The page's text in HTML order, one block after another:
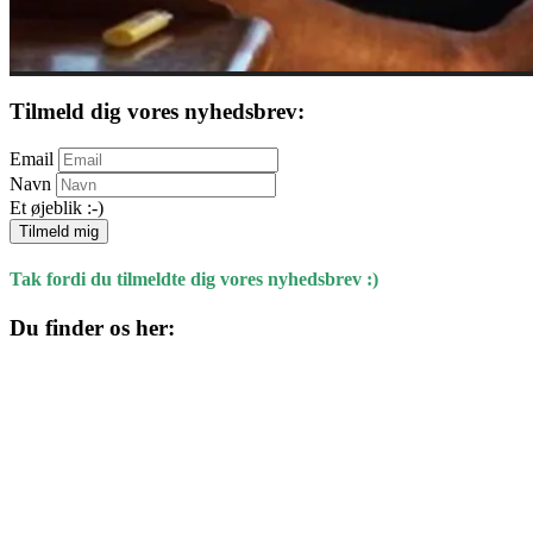
Tilmeld dig vores nyhedsbrev:
Email
Navn
Et øjeblik :-)
Tilmeld mig
Tak fordi du tilmeldte dig vores nyhedsbrev :)
Du finder os her: